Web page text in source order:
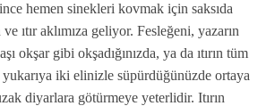
hemen sinekleri kovmak için saksıda
ve ıtır aklımıza geliyor. Fesleğeni, yazarın
okşar gibi okşadığınızda, ya da ıtırın tüm
yukarıya iki elinizle süpürdüğünüzde ortaya
diyarlara götürmeye yeterlidir. Itırın